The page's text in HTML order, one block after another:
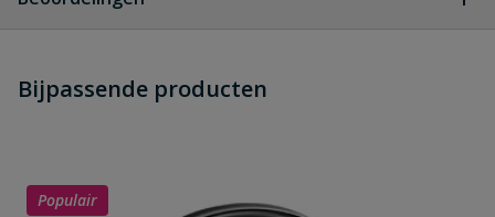
dit product?
Schrijf zelf een beoordeling
Bijpassende producten
Populair